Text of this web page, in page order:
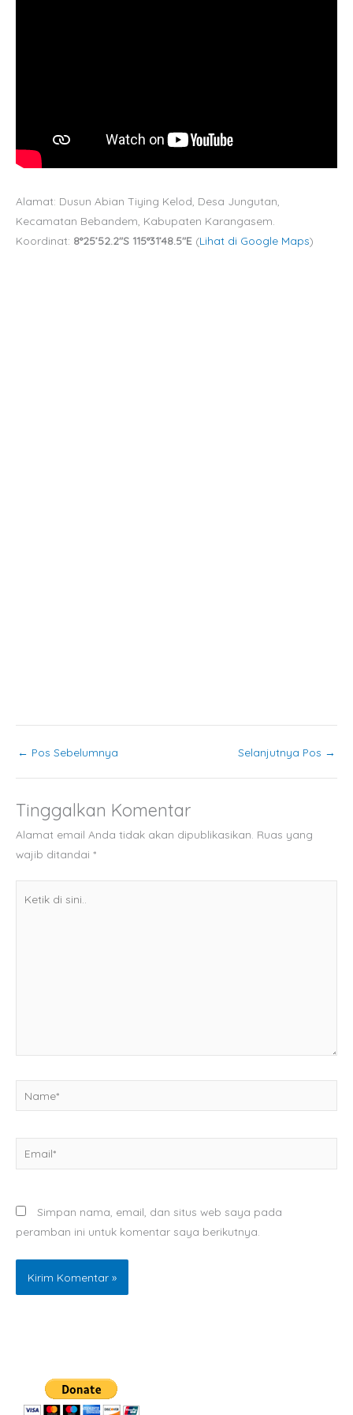
Alamat: Dusun Abian Tiying Kelod, Desa Jungutan,
Kecamatan Bebandem, Kabupaten Karangasem.
Koordinat: 8°25’52.2″S 115°31’48.5″E (Lihat di Google Maps)
← Pos Sebelumnya Selanjutnya Pos →
Tinggalkan Komentar
Alamat email Anda tidak akan dipublikasikan. Ruas yang
wajib ditandai *
Simpan nama, email, dan situs web saya pada
peramban ini untuk komentar saya berikutnya.